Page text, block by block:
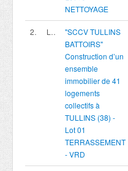
NETTOYAGE
200420002 Lot 01
"SCCV TULLINS
BATTOIRS"
Construction d’un
ensemble
immobilier de 41
logements
collectifs à
TULLINS (38) -
Lot 01
TERRASSEMENT
- VRD